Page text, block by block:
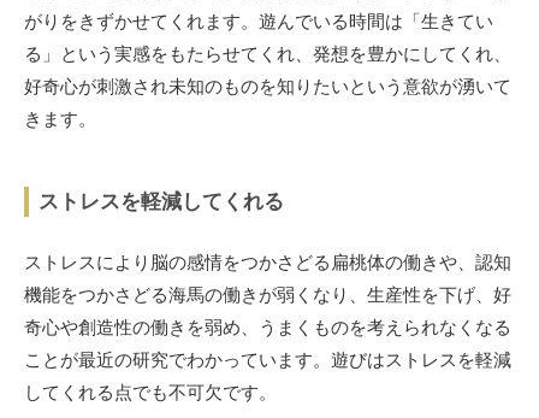
がりをきずかせてくれます。遊んでいる時間は「生きてい
る」という実感をもたらせてくれ、発想を豊かにしてくれ、
好奇心が刺激され未知のものを知りたいという意欲が湧いて
きます。
ストレスを軽減してくれる
ストレスにより脳の感情をつかさどる扁桃体の働きや、認知
機能をつかさどる海馬の働きが弱くなり、生産性を下げ、好
奇心や創造性の働きを弱め、うまくものを考えられなくなる
ことが最近の研究でわかっています。遊びはストレスを軽減
してくれる点でも不可欠です。